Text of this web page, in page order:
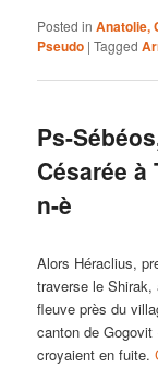
Posted in Anatolie,
Pseudo |Tagged
Ps-
Césarée à
n-è
Alors Héraclius,
traverse le
fleuve près du
canton de Gogovit
croyaient en fuite.